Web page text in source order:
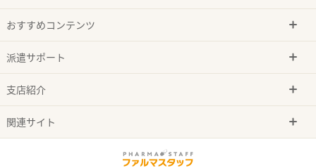
おすすめコンテンツ
派遣サポート
支店紹介
関連サイト